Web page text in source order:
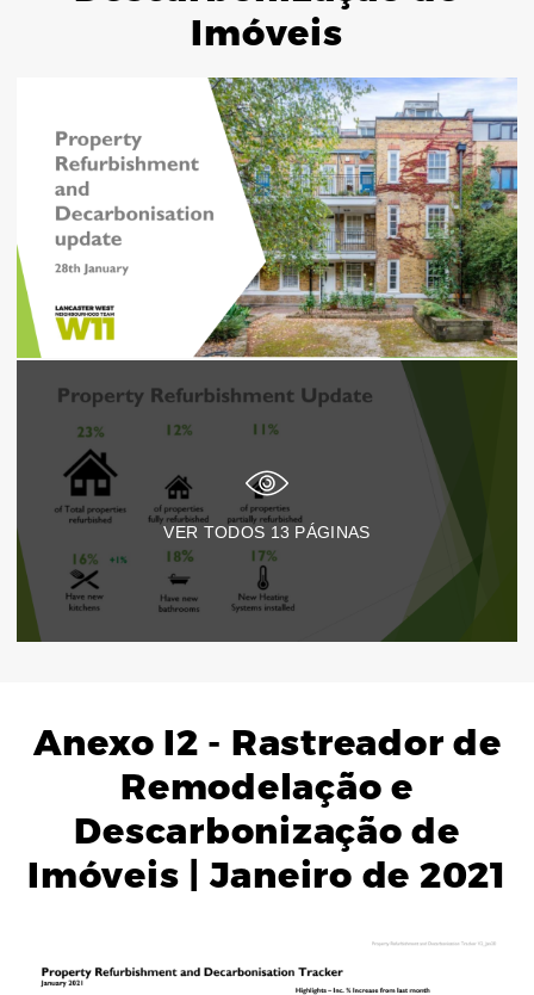
Imóveis
VER TODOS 13 PÁGINAS
Anexo I2 - Rastreador de
Remodelação e
Descarbonização de
Imóveis | Janeiro de 2021